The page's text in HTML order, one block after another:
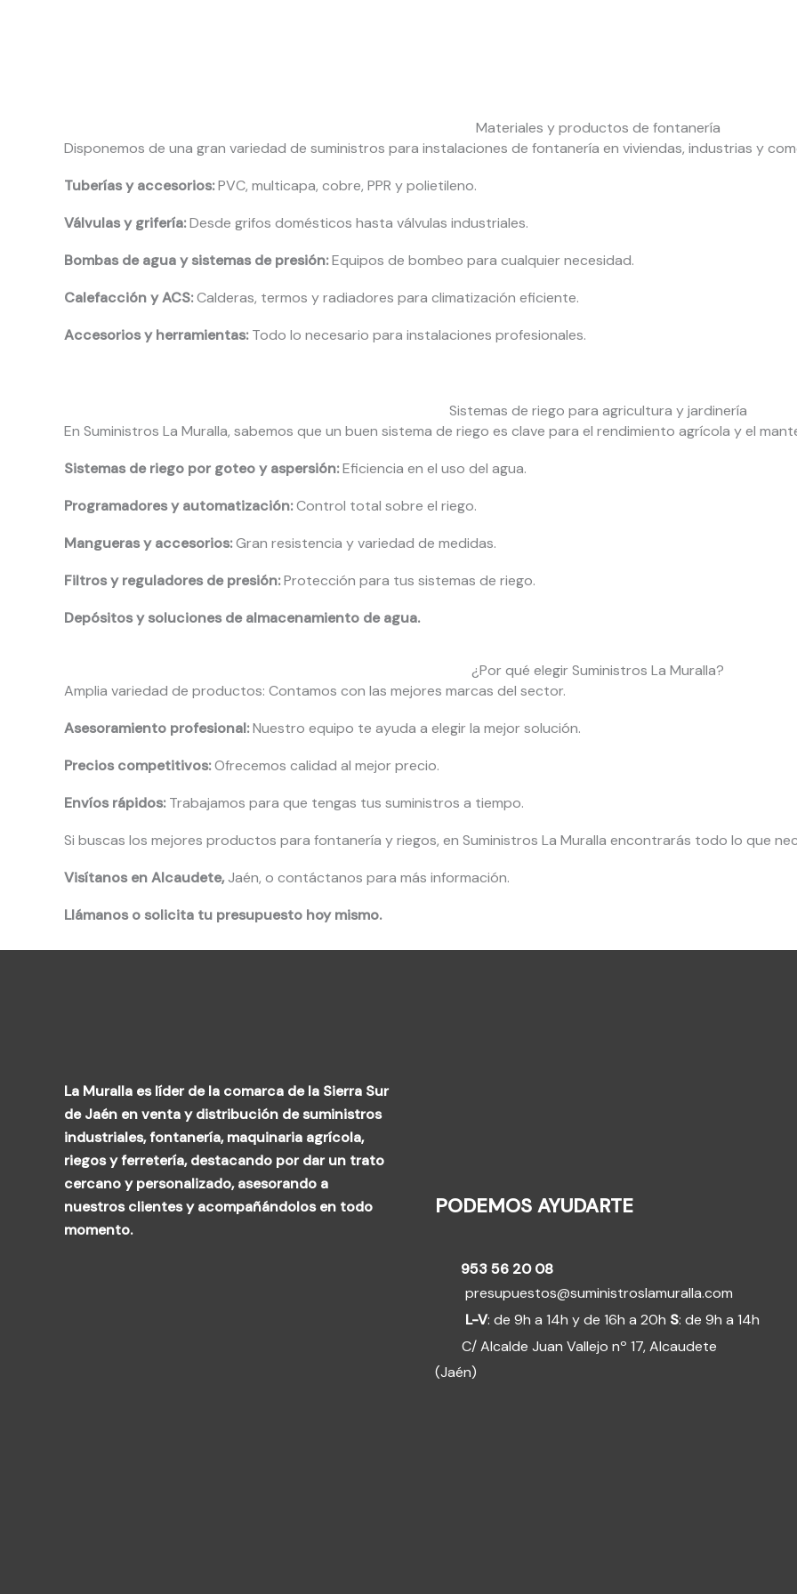
Materiales y productos de fontanería
Disponemos de una gran variedad de suministros para instalaciones de fontanería en viviendas, industrias y
Tuberías y accesorios:PVC, multicapa, cobre, PPR y polietileno.
Válvulas y grifería:Desde grifos domésticos hasta válvulas industriales.
Bombas de agua y sistemas de presión:Equipos de bombeo para cualquier necesidad.
Calefacción y ACS:Calderas, termos y radiadores para climatización eficiente.
Accesorios y herramientas:Todo lo necesario para instalaciones profesionales.
Sistemas de riego para agricultura y jardinería
En Suministros La Muralla, sabemos que un buen sistema de riego es clave para el rendimiento agrícola y el
Sistemas de riego por goteo y aspersión:Eficiencia en el uso del agua.
Programadores y automatización:Control total sobre el riego.
Mangueras y accesorios:Gran resistencia y variedad de medidas.
Filtros y reguladores de presión:Protección para tus sistemas de riego.
Depósitos y soluciones de almacenamiento de agua.
¿Por qué elegir Suministros La Muralla?
Amplia variedad de productos: Contamos con las mejores marcas del sector.
Asesoramiento profesional:Nuestro equipo te ayuda a elegir la mejor solución.
Precios competitivos:Ofrecemos calidad al mejor precio.
Envíos rápidos:Trabajamos para que tengas tus suministros a tiempo.
Si buscas los mejores productos para fontanería y riegos, en Suministros La Muralla encontrarás todo lo que
Visítanos en Alcaudete,Jaén, o contáctanos para más información.
Llámanos o solicita tu presupuesto hoy mismo.
La Muralla es líder de la comarca de la Sierra Sur
de Jaén en venta y distribución de suministros
industriales, fontanería, maquinaria agrícola,
riegos y ferretería, destacando por dar un trato
cercano y personalizado, asesorando a
nuestros clientes y acompañándolos en todo
momento.
PODEMOS AYUDARTE
953 56 20 08
presupuestos@suministroslamuralla.com
L-V: de 9h a 14h y de 16h a 20h S: de 9h a 14h
C/ Alcalde Juan Vallejo nº 17, Alcaudete
(Jaén)